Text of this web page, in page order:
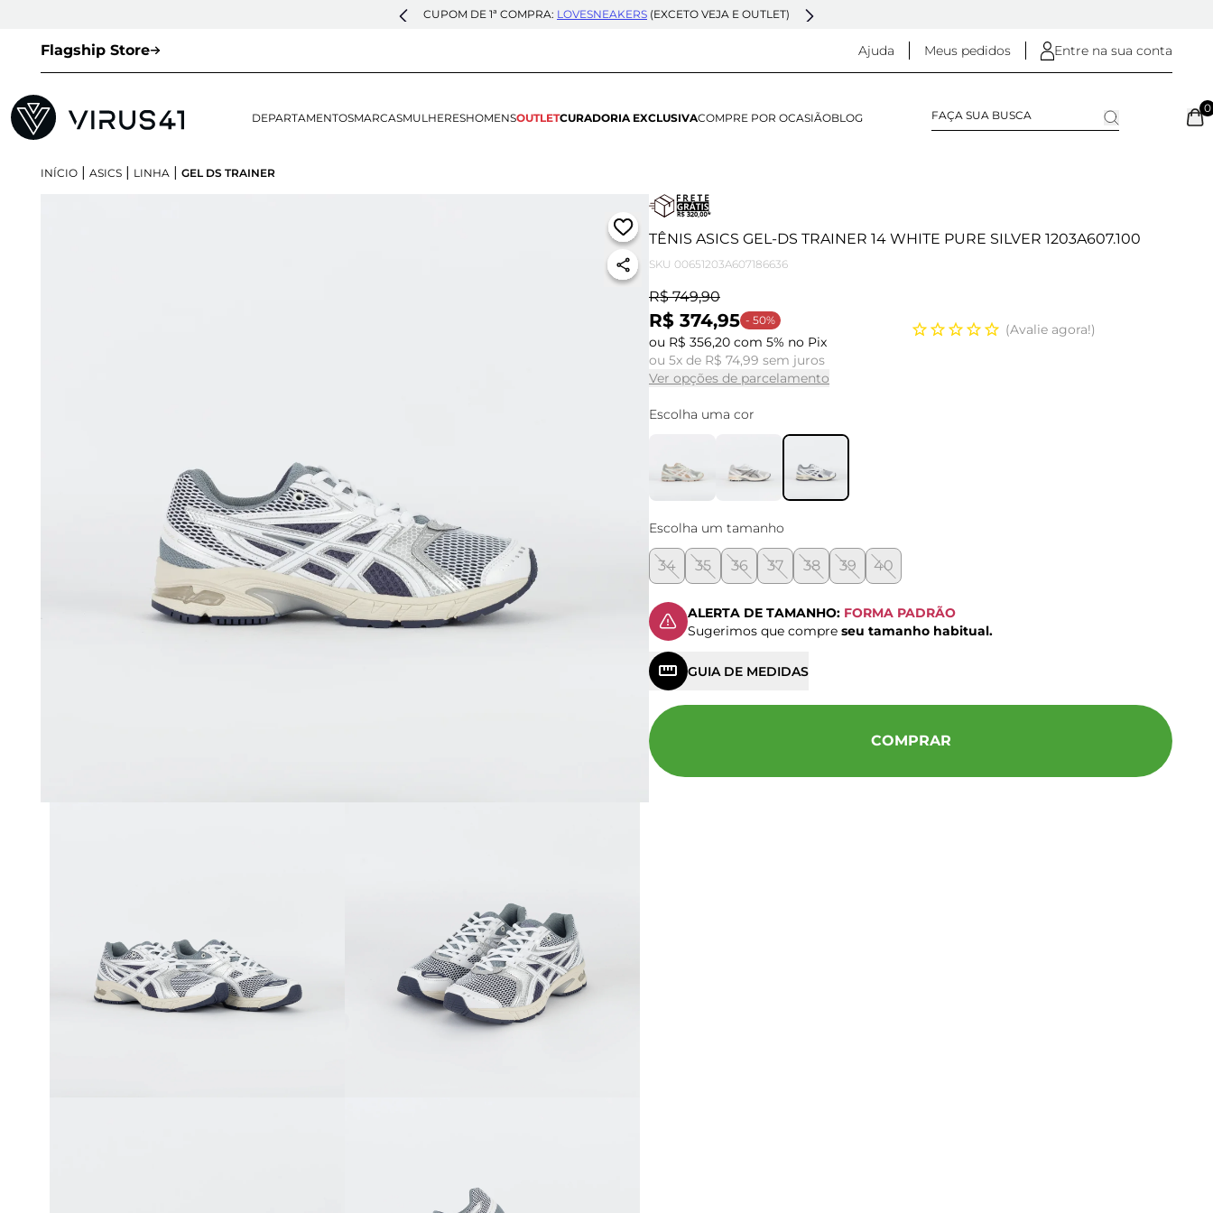
CUPOM DE 1ª COMPRA: LOVESNEAKERS (EXCETO VEJA E OUTLET)
Flagship Store Ajuda Meus pedidos Entre na sua conta
DEPARTAMENTOSMARCASMULHERESHOMENSOUTLETCURADORIA EXCLUSIVACOMPRE POR OCASIÃOBLOG
0
INÍCIO | ASICS | LINHA | GEL DS TRAINER
TÊNIS ASICS GEL-DS TRAINER 14 WHITE PURE SILVER 1203A607.100
SKU 00651203A607186636
R$ 749,90
R$ 374,95 - 50%
ou R$ 356,20 com 5% no Pix
ou 5x de R$ 74,99 sem juros
Ver opções de parcelamento
Avalie agora!
Escolha uma cor
Escolha um tamanho
34 35 36 37 38 39 40
ALERTA DE TAMANHO: FORMA PADRÃO
Sugerimos que compre seu tamanho habitual.
GUIA DE MEDIDAS
COMPRAR